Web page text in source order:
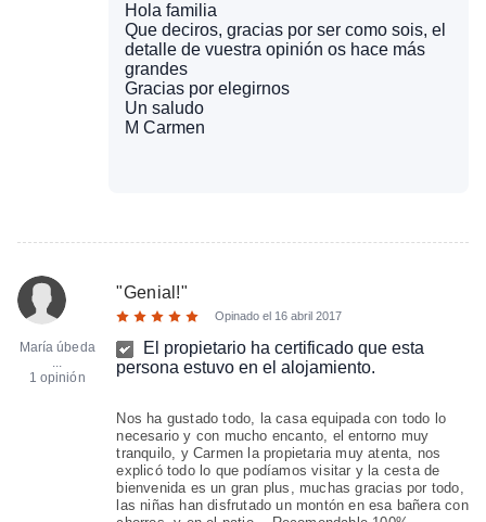
Hola familia
Que deciros, gracias por ser como sois, el
detalle de vuestra opinión os hace más
grandes
Gracias por elegirnos
Un saludo
M Carmen
María úbeda
...
1 opinión
"Genial!"
Opinado el 16 abril 2017
El propietario ha certificado que esta
persona estuvo en el alojamiento.
Nos ha gustado todo, la casa equipada con todo lo
necesario y con mucho encanto, el entorno muy
tranquilo, y Carmen la propietaria muy atenta, nos
explicó todo lo que podíamos visitar y la cesta de
bienvenida es un gran plus, muchas gracias por todo,
las niñas han disfrutado un montón en esa bañera con